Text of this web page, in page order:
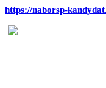
https://naborsp-